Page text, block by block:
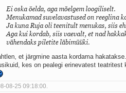
Ei oska öelda, aga mõelgem loogiliselt.
Menukamad suvelavastused on reeglina
Ja kuna Ruja oli teenitult menukas, siis
Aga kui kordab, siis vaevalt, et nad
vähendaks piletite läbimüüki.
et järgmine aasta kordama
kes on pealegi erinevatest
08-25 09:18:00.